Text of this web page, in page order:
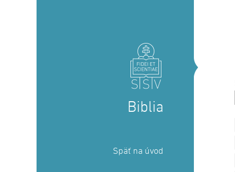
Biblia
Späť na úvod